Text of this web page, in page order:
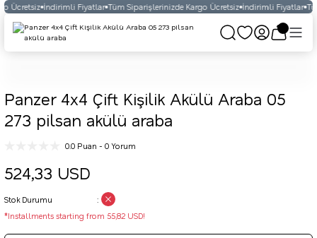
Ücretsiz İndirimli Fiyatlar Tüm Siparişlerinizde Kargo Ücretsiz İndirimli Fiyatlar
Panzer 4x4 Çift Kişilik Akülü Araba 05
273 pilsan akülü araba
0.0 Puan - 0 Yorum
524,33 USD
Stok Durumu
*Installments starting from 55,82 USD!